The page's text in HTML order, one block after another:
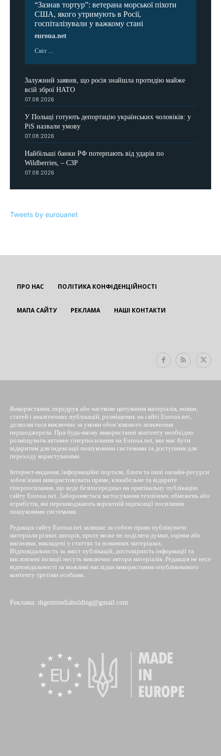
“Зазнав тортур”: ветерана морської піхоти
США, якого утримують в Росії,
госпіталізували у важкому стані
euroua.net
Світ ...
Залужний заявив, що росія знайшла протидію майже
всій зброї НАТО
07.08.2026
У Польщі готують депортацію українських чоловіків: у
PiS назвали умову
07.08.2026
Найбільші банки РФ потерпають від ударів по
Wildberries, – СЗР
07.08.2026
Tweets by eurouanet
ПРО НАС ПОЛІТИКА КОНФІДЕНЦІЙНОСТІ
МАПА САЙТУ РЕКЛАМА НАШІ КОНТАКТИ
Використання, передрук або часткове цитування матеріалів, новин,
статей і аналітичних публікацій, розміщених на сайті Euroua.net,
дозволяється виключно за умови обов’язкового зазначення
першоджерела. При будь-якому використанні контенту необхідно
розміщувати активне гіперпосилання на Euroua.net, яке має бути
відкритим для індексації пошуковими системами та доступним для
переходу користувачами.
Інтернет-видання, інформаційні портали, блоги та інші онлайн-ресурси
зобов’язані використовувати пряме, клікабельне та відкрите
гіперпосилання, що веде безпосередньо на оригінальну публікацію
сайту Euroua.net. Забороняється застосування технічних обмежень або
атрибутів, які перешкоджають коректній індексації посилання
пошуковими системами.
Редакція сайту Euroua.net залишає за собою право публікувати
матеріали різних авторів, проте може не поділяти думки, оцінки або
висновки, викладені у статтях та новинних матеріалах.
Відповідальність за зміст публікацій, достовірність інформації та
висловлені позиції несуть виключно автори матеріалів. Редакція не несе
відповідальності за можливі наслідки використання опублікованого
контенту третіми особами.
Реклама: digestmediaholding@gmail.com